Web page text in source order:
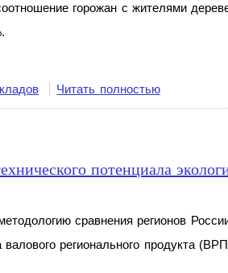
горожан с жителями
Читать полностью
потенциала
сравнения регионов
валового регионального продукта